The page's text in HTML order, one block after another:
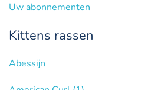
Uw abonnementen
Kittens rassen
Abessijn